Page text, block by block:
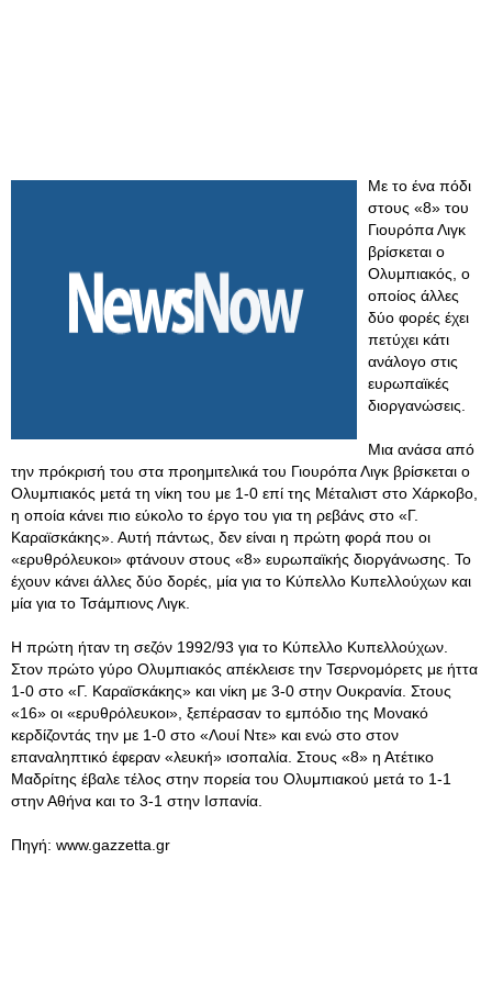
Με το ένα πόδι
στους «8» του
Γιουρόπα Λιγκ
βρίσκεται ο
Ολυμπιακός, ο
οποίος άλλες
δύο φορές έχει
πετύχει κάτι
ανάλογο στις
ευρωπαϊκές
διοργανώσεις.
Μια ανάσα από
την πρόκρισή του στα προημιτελικά του Γιουρόπα Λιγκ βρίσκεται ο
Ολυμπιακός μετά τη νίκη του με 1-0 επί της Μέταλιστ στο Χάρκοβο,
η οποία κάνει πιο εύκολο το έργο του για τη ρεβάνς στο «Γ.
Καραϊσκάκης». Αυτή πάντως, δεν είναι η πρώτη φορά που οι
«ερυθρόλευκοι» φτάνουν στους «8» ευρωπαϊκής διοργάνωσης. Το
έχουν κάνει άλλες δύο δορές, μία για το Κύπελλο Κυπελλούχων και
μία για το Τσάμπιονς Λιγκ.
Η πρώτη ήταν τη σεζόν 1992/93 για το Κύπελλο Κυπελλούχων.
Στον πρώτο γύρο Ολυμπιακός απέκλεισε την Τσερνομόρετς με ήττα
1-0 στο «Γ. Καραϊσκάκης» και νίκη με 3-0 στην Ουκρανία. Στους
«16» οι «ερυθρόλευκοι», ξεπέρασαν το εμπόδιο της Μονακό
κερδίζοντάς την με 1-0 στο «Λουί Ντε» και ενώ στο στον
επαναληπτικό έφεραν «λευκή» ισοπαλία. Στους «8» η Ατέτικο
Μαδρίτης έβαλε τέλος στην πορεία του Ολυμπιακού μετά το 1-1
στην Αθήνα και το 3-1 στην Ισπανία.
Πηγή: www.gazzetta.gr